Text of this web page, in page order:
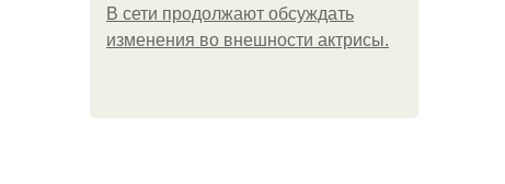
В сети продолжают обсуждать
изменения во внешности актрисы.